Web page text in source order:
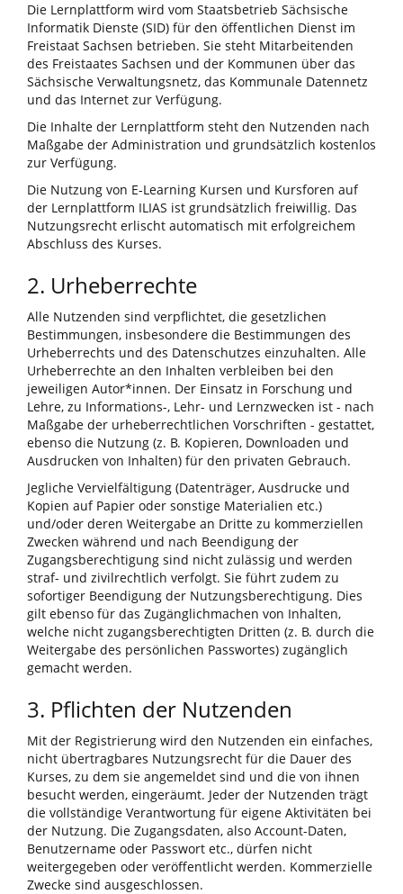
Die Lernplattform wird vom Staatsbetrieb Sächsische
Informatik Dienste (SID) für den öffentlichen Dienst im
Freistaat Sachsen betrieben. Sie steht Mitarbeitenden
des Freistaates Sachsen und der Kommunen über das
Sächsische Verwaltungsnetz, das Kommunale Datennetz
und das Internet zur Verfügung.
Die Inhalte der Lernplattform steht den Nutzenden nach
Maßgabe der Administration und grundsätzlich kostenlos
zur Verfügung.
Die Nutzung von E-Learning Kursen und Kursforen auf
der Lernplattform ILIAS ist grundsätzlich freiwillig. Das
Nutzungsrecht erlischt automatisch mit erfolgreichem
Abschluss des Kurses.
2. Urheberrechte
Alle Nutzenden sind verpflichtet, die gesetzlichen
Bestimmungen, insbesondere die Bestimmungen des
Urheberrechts und des Datenschutzes einzuhalten. Alle
Urheberrechte an den Inhalten verbleiben bei den
jeweiligen Autor*innen. Der Einsatz in Forschung und
Lehre, zu Informations-, Lehr- und Lernzwecken ist - nach
Maßgabe der urheberrechtlichen Vorschriften - gestattet,
ebenso die Nutzung (z. B. Kopieren, Downloaden und
Ausdrucken von Inhalten) für den privaten Gebrauch.
Jegliche Vervielfältigung (Datenträger, Ausdrucke und
Kopien auf Papier oder sonstige Materialien etc.)
und/oder deren Weitergabe an Dritte zu kommerziellen
Zwecken während und nach Beendigung der
Zugangsberechtigung sind nicht zulässig und werden
straf- und zivilrechtlich verfolgt. Sie führt zudem zu
sofortiger Beendigung der Nutzungsberechtigung. Dies
gilt ebenso für das Zugänglichmachen von Inhalten,
welche nicht zugangsberechtigten Dritten (z. B. durch die
Weitergabe des persönlichen Passwortes) zugänglich
gemacht werden.
3. Pflichten der Nutzenden
Mit der Registrierung wird den Nutzenden ein einfaches,
nicht übertragbares Nutzungsrecht für die Dauer des
Kurses, zu dem sie angemeldet sind und die von ihnen
besucht werden, eingeräumt. Jeder der Nutzenden trägt
die vollständige Verantwortung für eigene Aktivitäten bei
der Nutzung. Die Zugangsdaten, also Account-Daten,
Benutzername oder Passwort etc., dürfen nicht
weitergegeben oder veröffentlicht werden. Kommerzielle
Zwecke sind ausgeschlossen.